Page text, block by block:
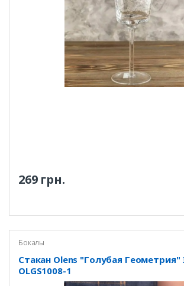
269 грн.
Бокалы
Стакан Olens "Голубая Геометрия"
OLGS1008-1